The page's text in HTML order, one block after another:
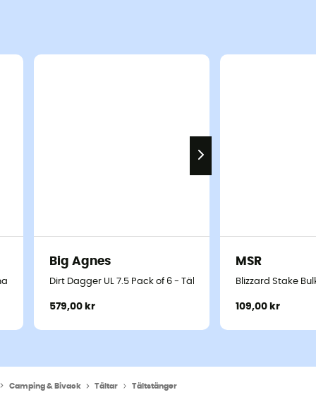
Big Agnes
Dirt Dagger UL 7.5 Pack of 6 - Tältpinnar
579,00 kr
MSR
Blizzard Stake
109,00 kr
Camping & Bivack Tältar Tältstänger